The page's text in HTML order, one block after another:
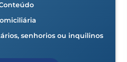
senhorios ou inquilinos